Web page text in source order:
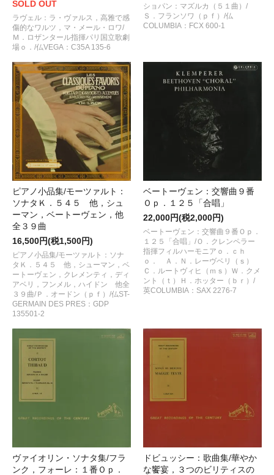
SOLD OUT
ラヴェル：ラ・ヴァルス，高雅で感
傷的なワルツ，マ・メール・ロワ/
Ｍ．ロザンタール指揮パリ国立歌劇
場ｏ．/仏VEGA：C35A 135-6
ショパン：マズルカ（５１曲）/
Ｓ．フランソワ（ｐｆ）/仏
COLUMBIA：FCX 600-1
ピアノ小品集/モーツァルト：
ソナタＫ．５４５ 他，シュ
ーマン，ベートーヴェン，他
全３９曲
16,500円(税1,500円)
ピアノ小品集/モーツァルト：ソナ
タＫ．５４５ 他，シューマン，ベ
ートーヴェン，クレメンティ，ディ
アベリ，フンメル，ハイドン 他全
３９曲/Ｐ．オードン（ｐｆ）/仏ST-
GERMAIN DES PRES：GDP
135501-2
ベートーヴェン：交響曲９番
Ｏｐ．１２５「合唱」
22,000円(税2,000円)
ベートーヴェン：交響曲９番Ｏｐ．
１２５「合唱」/Ｏ．クレンペラー
指揮フィルハーモニアｏ．ｃｈ
ｏ． Ａ．Ｎ．レーヴベリ（ｓ）
Ｃ．ルートヴィヒ（ｍｓ）Ｗ．クメ
ント（ｔ）Ｈ．ホッター（ｂｒ）/
英COLUMBIA：SAX 2276-7
ヴァイオリン・ソナタ集/フラ
ンク，フォーレ：１番Ｏｐ．
ドビュッシー：歌曲集/華やか
な饗宴，３つのビリティスの